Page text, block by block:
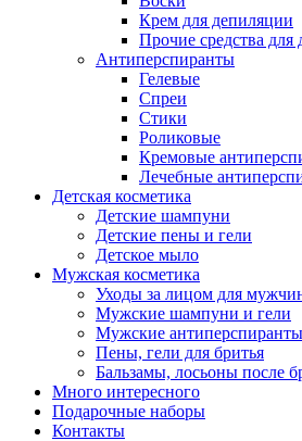
Крем для депиляции
Прочие средства для
Антиперспиранты
Гелевые
Спреи
Стики
Роликовые
Кремовые
Лечебные
Детская косметика
Детские шампуни
Детские пены и гели
Детское мыло
Мужская косметика
Уходы за лицом для
Мужские шампуни и гели
Мужские антиперспиранты
Пены, гели для бритья
Бальзамы, лосьоны после
Много интересного
Подарочные наборы
Контакты